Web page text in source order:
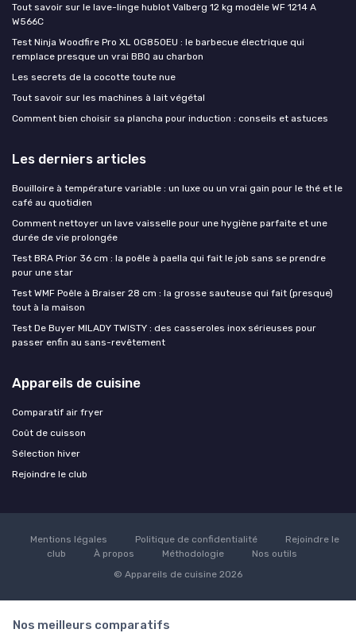
Tout savoir sur le lave-linge hublot Valberg 12 kg modèle WF 1214 A
W566C
Test Ninja Woodfire Pro XL OG850EU : le barbecue électrique qui
remplace presque un vrai BBQ au charbon
Les secrets de la cocotte toute nue
Tout savoir sur les machines à lait végétal
Comment bien choisir sa plancha pour induction : conseils et astuces
Les derniers articles
Bouilloire à température variable : un luxe ou un vrai gain pour le thé et le
café au quotidien
Comment nettoyer un lave vaisselle pour une hygiène parfaite et une
durée de vie prolongée
Test BRA Prior 36 cm : la poêle à paella qui fait le job sans se prendre
pour une star
Test WMF Poêle à Braiser 28 cm : la grosse sauteuse qui fait (presque)
tout à la maison
Test De Buyer MILADY TWISTY : des casseroles inox sérieuses pour
passer enfin au sans-revêtement
Appareils de cuisine
Comparatif air fryer
Coût de cuisson
Sélection hiver
Rejoindre le club
Mentions légales Politique de confidentialité
Rejoindre le
club
À propos Méthodologie
Nos outils
© Appareils de cuisine 2026
Nos meilleurs comparatifs